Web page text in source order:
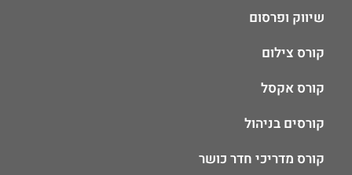
שיווק ופרסום
קורס צילום
קורס אקסל
קורסים בניהול
קורס מדריכי חדר כושר